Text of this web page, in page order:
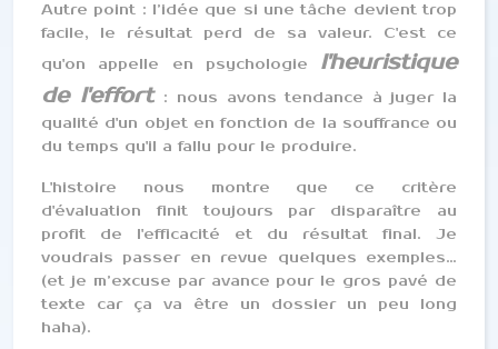
Autre point : l’idée que si une tâche devient trop
facile, le résultat perd de sa valeur. C'est ce
qu'on appelle en psychologie l'heuristique
de l'effort
: nous avons tendance à juger la
qualité d'un objet en fonction de la souffrance ou
du temps qu'il a fallu pour le produire.
L'histoire nous montre que ce critère
d'évaluation finit toujours par disparaître au
profit de l'efficacité et du résultat final. Je
voudrais passer en revue quelques exemples…
(et je m’excuse par avance pour le gros pavé de
texte car ça va être un dossier un peu long
haha).